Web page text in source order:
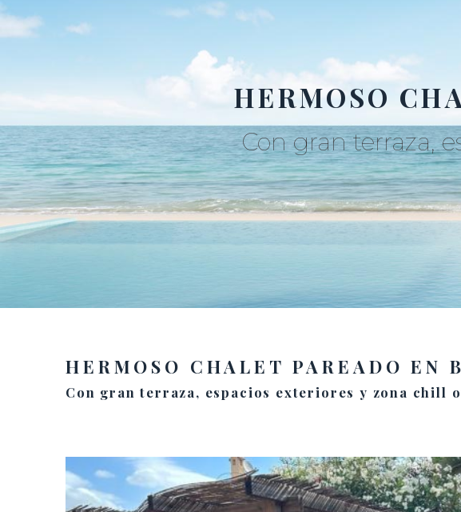
HERMOSO
Con gran terraza,
HERMOSO CHALET PAREADO EN
Con gran terraza, espacios exteriores y zona chill